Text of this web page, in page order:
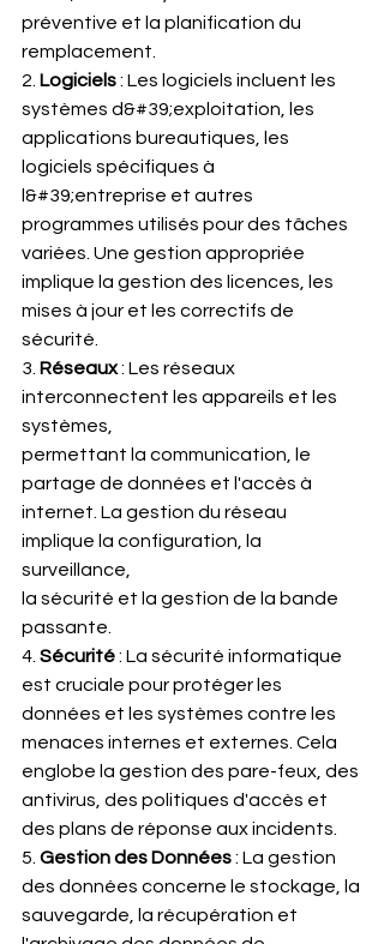
préventive et la planification du
remplacement.
2. Logiciels : Les logiciels incluent les
systèmes d&#39;exploitation, les
applications bureautiques, les
logiciels spécifiques à
l&#39;entreprise et autres
programmes utilisés pour des tâches
variées. Une gestion appropriée
implique la gestion des licences, les
mises à jour et les correctifs de
sécurité.
3. Réseaux : Les réseaux
interconnectent les appareils et les
systèmes,
permettant la communication, le
partage de données et l'accès à
internet. La gestion du réseau
implique la configuration, la
surveillance,
la sécurité et la gestion de la bande
passante.
4. Sécurité : La sécurité informatique
est cruciale pour protéger les
données et les systèmes contre les
menaces internes et externes. Cela
englobe la gestion des pare-feux, des
antivirus, des politiques d'accès et
des plans de réponse aux incidents.
5. Gestion des Données : La gestion
des données concerne le stockage, la
sauvegarde, la récupération et